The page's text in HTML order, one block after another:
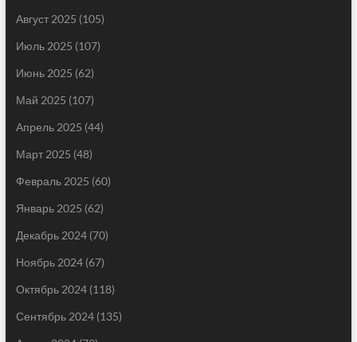
Август 2025 (105)
Июль 2025 (107)
Июнь 2025 (62)
Май 2025 (107)
Апрель 2025 (44)
Март 2025 (48)
Февраль 2025 (60)
Январь 2025 (62)
Декабрь 2024(70)
Ноябрь 2024(67)
Октябрь 2024(118)
Сентябрь 2024(135)